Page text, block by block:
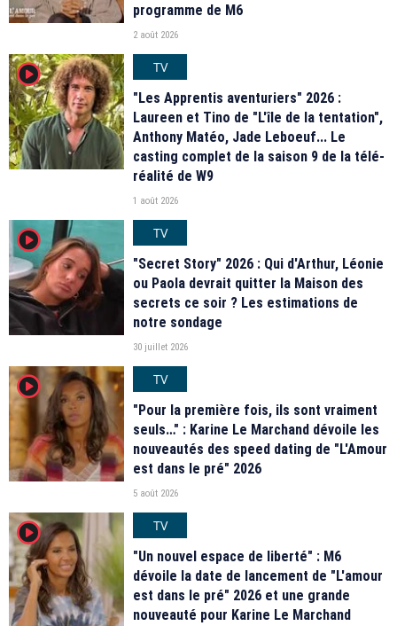
programme de M6
2 août 2026
player2
TV
"Les Apprentis aventuriers" 2026 :
Laureen et Tino de "L'île de la tentation",
Anthony Matéo, Jade Leboeuf... Le
casting complet de la saison 9 de la télé-
réalité de W9
1 août 2026
player2
TV
"Secret Story" 2026 : Qui d'Arthur, Léonie
ou Paola devrait quitter la Maison des
secrets ce soir ? Les estimations de
notre sondage
30 juillet 2026
player2
TV
"Pour la première fois, ils sont vraiment
seuls…" : Karine Le Marchand dévoile les
nouveautés des speed dating de "L'Amour
est dans le pré" 2026
5 août 2026
player2
TV
"Un nouvel espace de liberté" : M6
dévoile la date de lancement de "L'amour
est dans le pré" 2026 et une grande
nouveauté pour Karine Le Marchand